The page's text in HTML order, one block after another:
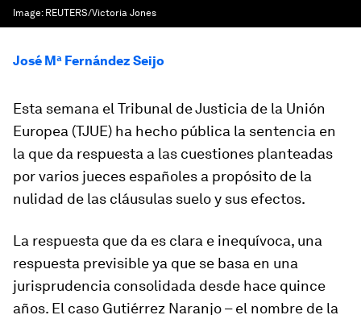
Image: REUTERS/Victoria Jones
José Mª Fernández Seijo
Esta semana el Tribunal de Justicia de la Unión
Europea (TJUE) ha hecho pública la sentencia en
la que da respuesta a las cuestiones planteadas
por varios jueces españoles a propósito de la
nulidad de las cláusulas suelo y sus efectos.
La respuesta que da es clara e inequívoca, una
respuesta previsible ya que se basa en una
jurisprudencia consolidada desde hace quince
años. El caso Gutiérrez Naranjo – el nombre de la